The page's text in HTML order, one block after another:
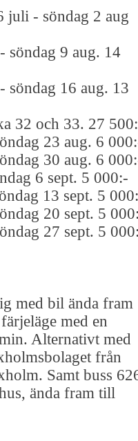
juli - söndag 2 aug
söndag 9 aug. 14
söndag 16 aug. 13
32 och 33. 27
23 aug. 6
30 aug. 6
6 sept. 5 000:-
13 sept. 5
20 sept. 5
27 sept. 5
med bil ända fram
med en
Alternativt med
från
Samt buss
ända fram till